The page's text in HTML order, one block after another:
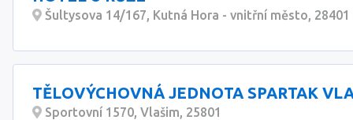
Šultysova 14/167, Kutná Hora - vnitřní město, 28401
TĚLOVÝCHOVNÁ JEDNOTA SPARTAK
Sportovní 1570, Vlašim, 25801